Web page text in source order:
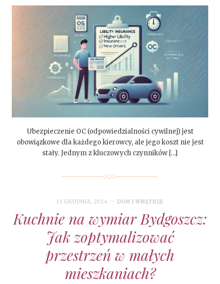
Ubezpieczenie OC (odpowiedzialności cywilnej) jest
obowiązkowe dla każdego kierowcy, ale jego koszt nie jest
stały. Jednym z kluczowych czynników […]
13 GRUDNIA, 2024 DOM I WNĘTRZE
Kuchnie na wymiar Bydgoszcz:
Jak zoptymalizować
przestrzeń w małych
mieszkaniach?